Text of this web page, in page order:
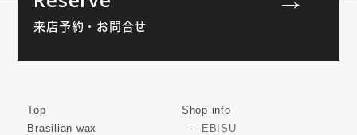
来店予約・お問合せ
Top
Brasilian wax
Shop info
EBISU